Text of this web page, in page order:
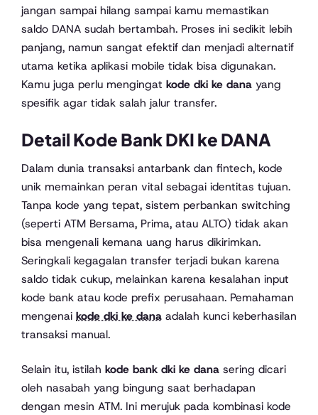
jangan sampai hilang sampai kamu memastikan
saldo DANA sudah bertambah. Proses ini sedikit lebih
panjang, namun sangat efektif dan menjadi alternatif
utama ketika aplikasi mobile tidak bisa digunakan.
Kamu juga perlu mengingat kode dki ke dana yang
spesifik agar tidak salah jalur transfer.
Detail Kode Bank DKI ke DANA
Dalam dunia transaksi antarbank dan fintech, kode
unik memainkan peran vital sebagai identitas tujuan.
Tanpa kode yang tepat, sistem perbankan switching
(seperti ATM Bersama, Prima, atau ALTO) tidak akan
bisa mengenali kemana uang harus dikirimkan.
Seringkali kegagalan transfer terjadi bukan karena
saldo tidak cukup, melainkan karena kesalahan input
kode bank atau kode prefix perusahaan. Pemahaman
mengenai kode dki ke dana adalah kunci keberhasilan
transaksi manual.
Selain itu, istilah kode bank dki ke dana sering dicari
oleh nasabah yang bingung saat berhadapan
dengan mesin ATM. Ini merujuk pada kombinasi kode